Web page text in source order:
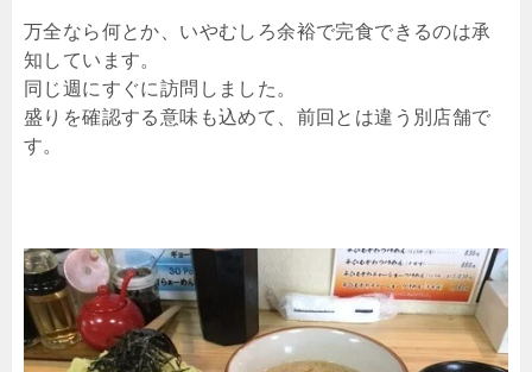
万全なら何とか、いやむしろ余裕で完食できるのは承
知しています。
同じ週にすぐに訪問しました。
盛りを確認する意味も込めて、前回とは違う別店舗で
す。